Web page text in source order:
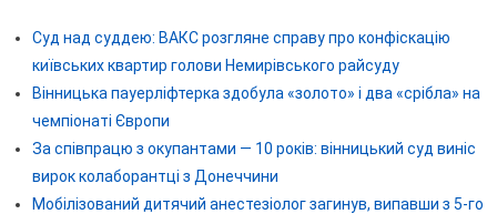
Суд над суддею: ВАКС розгляне справу про конфіскацію
київських квартир голови Немирівського райсуду
Вінницька пауерліфтерка здобула «золото» і два «срібла» на
чемпіонаті Європи
За співпрацю з окупантами — 10 років: вінницький суд виніс
вирок колаборантці з Донеччини
Мобілізований дитячий анестезіолог загинув, випавши з 5-го